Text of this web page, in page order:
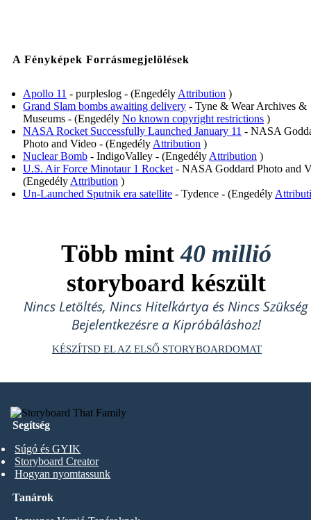
A Fényképek Forrásmegjelölések
Apollo 11 - purpleslog - (Engedély Attribution )
Grand Slam bombs awaiting delivery - Tyne & Wear Archives &
Museums - (Engedély No known copyright restrictions )
NASA Rocket Successfully Launched January 11 - NASA
Photo and Video - (Engedély Attribution )
Nuclear Bomb - IndigoValley - (Engedély Attribution )
U.S. Air Force Minotaur 1 Rocket - NASA Goddard Photo and
(Engedély Attribution )
Un-Launched Sputnik era satellite - Tydence - (Engedély
Több mint40 millió
storyboard készült
Nincs Letöltés, Nincs Hitelkártya és Nincs Szükség
Bejelentkezésre a Kipróbáláshoz!
KÉSZÍTSD EL AZ ELSŐ STORYBOARDOMAT
Segítség
Súgó és GYIK
Storyboard Creator
Hogyan nyomtassunk
Tanárok